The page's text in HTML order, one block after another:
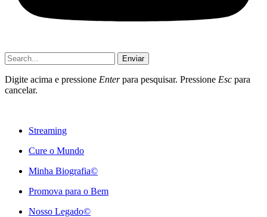
Enviar
Digite acima e pressione Enterpara pesquisar. Pressione Esc para
cancelar.
Streaming
Cure o Mundo
Minha Biografia©
Promova para o Bem
Nosso Legado©